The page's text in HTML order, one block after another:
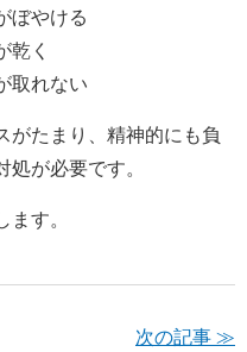
ぼやける
乾く
取れない
がたまり、精神的にも負
が必要です。
す。
次の記事 ≫